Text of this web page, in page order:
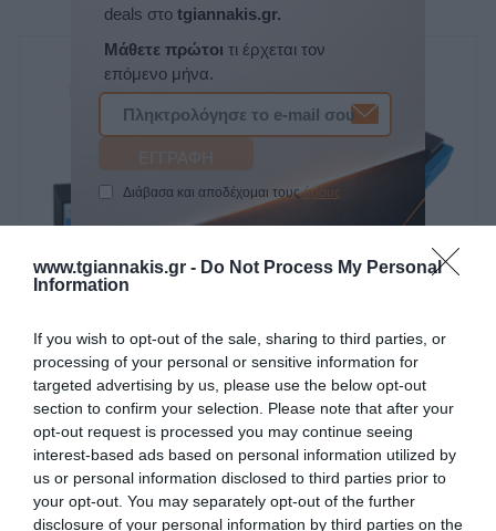
www.tgiannakis.gr - Do Not Process My Personal
Information
If you wish to opt-out of the sale, sharing to third parties, or
processing of your personal or sensitive information for
targeted advertising by us, please use the below opt-out
section to confirm your selection. Please note that after your
opt-out request is processed you may continue seeing
interest-based ads based on personal information utilized by
us or personal information disclosed to third parties prior to
your opt-out. You may separately opt-out of the further
disclosure of your personal information by third parties on the
Μαγνητική βάση 330 mm
SKU
50774230
26,04 €
Αγορά
Μαγνητική βάση με ρολόι
γράφτου Satra
SKU
s-maho2
Άμεσα Διαθέσιμο
31,00 €
Αγορά
Ειδικές προσφορές και δώρα μέχρι
deals στοtgiannakis.gr.
Μάθετε πρώτοιτι έρχεται τον
επόμενο μήνα.